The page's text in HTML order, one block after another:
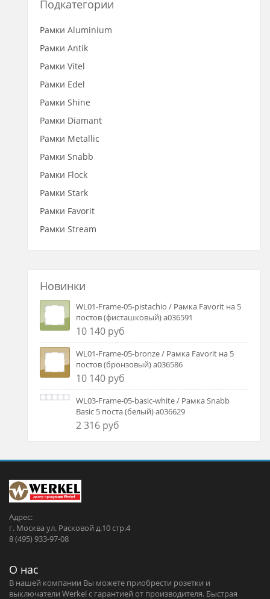
Подкатегории
Рамки Aluminium
Рамки Antik
Рамки Vitel
Рамки Edel
Рамки Shine
Рамки Diamant
Рамки Metallic
Рамки Snabb
Рамки Flock
Рамки Stark
Рамки Favorit
Рамки Stream
Новинки
WL01-Frame-05-pistachio / Рамка Favorit на 5
постов (фисташковый) a036591
10 140 руб
WL01-Frame-05-bronze / Рамка Favorit на 5
постов (бронзовый) a036586
10 140 руб
WL03-Frame-05-basic-white / Рамка Snabb
Basic 5 поста (белый) a036629
2 316 руб
Адрес:
г. Москва ул. Расковой д.10 стр.4
8 (495) 933-97-08
О нас
В нашей компании Вы можете приобрести розетки и
выключатели Werkel c гарантией от производителя. Быстрая